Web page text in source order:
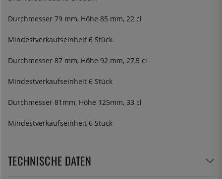
Durchmesser 79 mm, Höhe 85 mm, 22 cl
Mindestverkaufseinheit 6 Stück.
Durchmesser 87 mm, Höhe 92 mm, 27,5 cl
Mindestverkaufseinheit 6 Stück
Durchmesser 81mm, Höhe 125mm, 33 cl
Mindestverkaufseinheit 6 Stück
TECHNISCHE DATEN